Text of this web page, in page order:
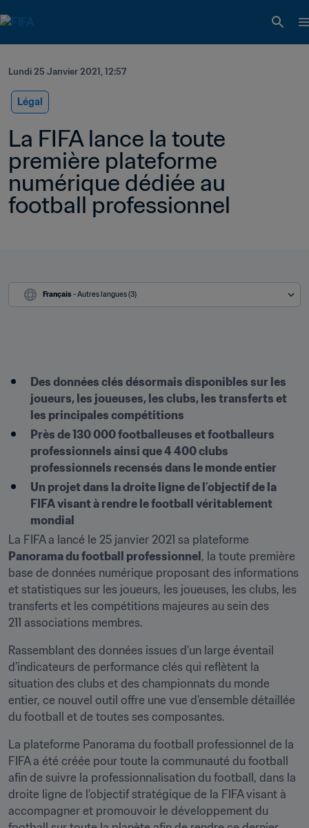
Lundi 25 Janvier 2021, 12:57
Légal
La FIFA lance la toute
première plateforme
numérique dédiée au
football professionnel
Français - Autres langues (3)
Des données clés désormais disponibles sur les
joueurs, les joueuses, les clubs, les transferts et
les principales compétitions
Près de 130 000 footballeuses et footballeurs
professionnels ainsi que 4 400 clubs
professionnels recensés dans le monde entier
Un projet dans la droite ligne de l’objectif de la
FIFA visant à rendre le football véritablement
mondial
Panorama du football professionnel , la toute première
base de données numérique proposant des informations
et statistiques sur les joueurs, les joueuses, les clubs, les
transferts et les compétitions majeures au sein des
211 associations membres.
Rassemblant des données issues d’un large éventail
d’indicateurs de performance clés qui reflètent la
situation des clubs et des championnats du monde
entier, ce nouvel outil offre une vue d’ensemble détaillée
du football et de toutes ses composantes.
La plateforme Panorama du football professionnel de la
FIFA a été créée pour toute la communauté du football
afin de suivre la professionnalisation du football, dans la
droite ligne de l’objectif stratégique de la FIFA visant à
accompagner et promouvoir le développement du